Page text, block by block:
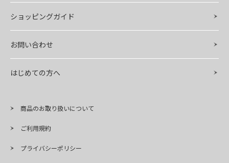
ショッピングガイド
お問い合わせ
はじめての方へ
商品のお取り扱いについて
ご利用規約
プライバシーポリシー